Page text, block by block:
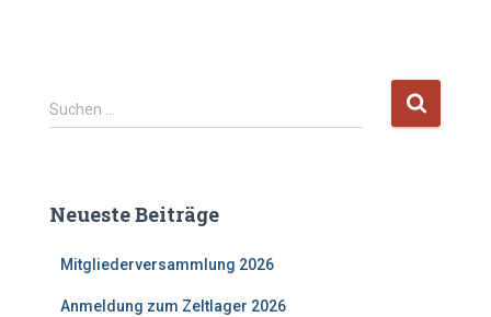
S
u
n
Suchen …
Neueste Beiträge
Mitgliederversammlung 2026
Anmeldung zum Zeltlager 2026